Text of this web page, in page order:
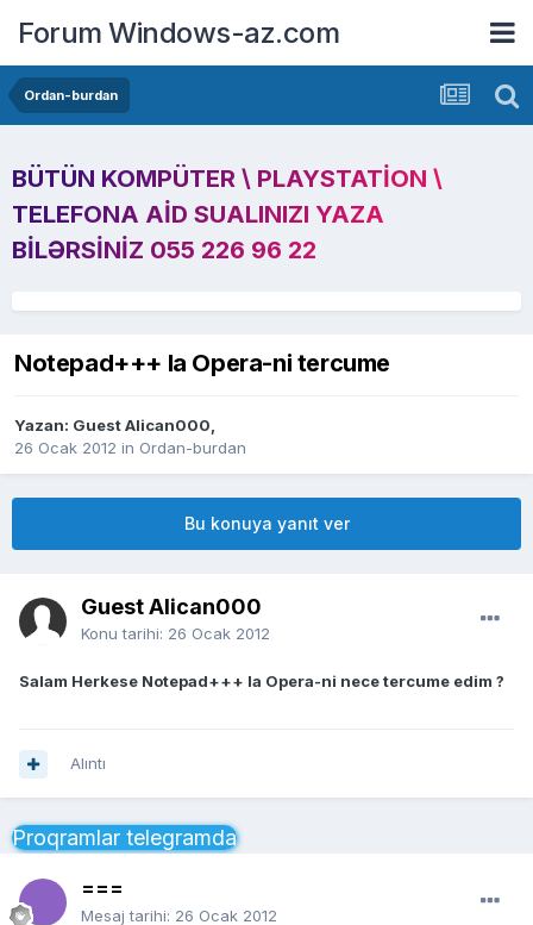
Forum Windows-az.com
Ordan-burdan
BÜTÜN KOMPÜTER \ PLAYSTATION \
TELEFONA AID SUALINIZI YAZA
BILƏRSINIZ 055 226 96 22
Notepad+++ la Opera-ni tercume
Yazan: Guest Alican000,
26 Ocak 2012 in Ordan-burdan
Bu konuya yanıt ver
Guest Alican000
Konu tarihi: 26 Ocak 2012
Salam Herkese Notepad+++ la Opera-ni nece tercume edim ?
Alıntı
Proqramlar telegramda
===
Mesaj tarihi: 26 Ocak 2012